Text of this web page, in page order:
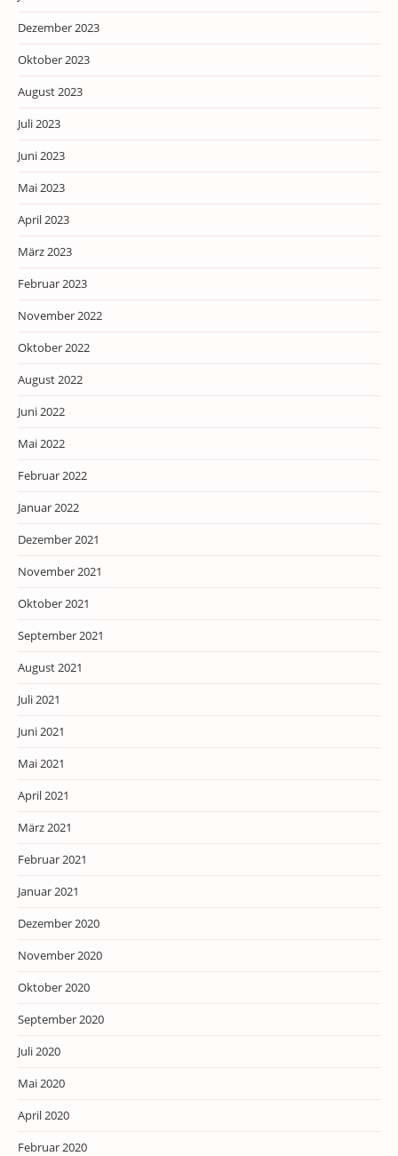
Dezember 2023
Oktober 2023
August 2023
Juli 2023
Juni 2023
Mai 2023
April 2023
März 2023
Februar 2023
November 2022
Oktober 2022
August 2022
Juni 2022
Mai 2022
Februar 2022
Januar 2022
Dezember 2021
November 2021
Oktober 2021
September 2021
August 2021
Juli 2021
Juni 2021
Mai 2021
April 2021
März 2021
Februar 2021
Januar 2021
Dezember 2020
November 2020
Oktober 2020
September 2020
Juli 2020
Mai 2020
April 2020
Februar 2020